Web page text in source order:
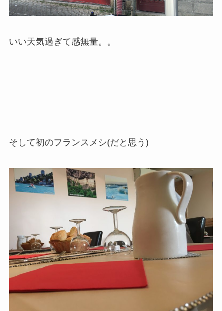
いい天気過ぎて感無量。。
そして初のフランスメシ(だと思う)